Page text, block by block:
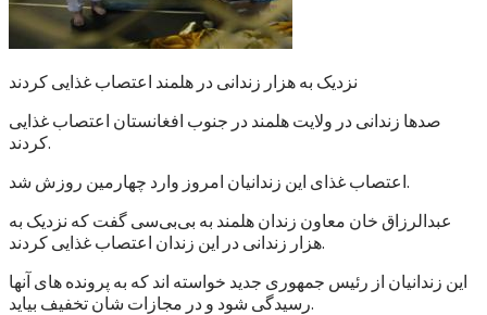
نزدیک به هزار زندانی در هلمند اعتصاب غذایی کردند
صدها زندانی در ولایت هلمند در جنوب افغانستان اعتصاب غذایی
کردند.
اعتصاب غذای این زندانیان امروز وارد چهارمین روزش شد.
عبدالرزاق خان معاون زندان هلمند به بی‌بی‌سی گفت که نزدیک به
هزار زندانی در این زندان اعتصاب غذایی کردند.
این زندانیان از رئیس جمهوری جدید خواسته اند که به پرونده های آنها
رسیدگی شود و در مجازات شان تخفیف بیاید.